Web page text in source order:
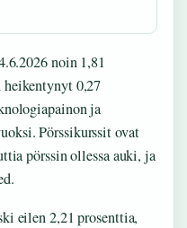
noin 1,81
0,27
ja
Pörssikurssit ovat
pörssin ollessa auki, ja
eilen 2,21 prosenttia,